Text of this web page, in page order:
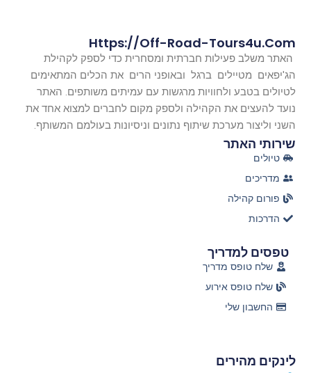
Https://off-Road-Tours4u.com
האתר משלב פעילות חברתית ומסחרית כדי לספק לקהילת
הג'יפאים מטיילים ברגל ובאופני הרים את הכלים המתאימים
לטיולים בטבע ולחוויות מרגשות עם עמיתים משותפים. האתר
נועד להעצים את הקהילה ולספק מקום לחברים למצוא אחד את
השני וליצור מערכת שיתוף נתונים וניסיונות בעולמם המשותף.
שירותי האתר
טיולים
מדריכים
פורום קהילה
הדרכות
טפסים למדריך
שלח טופס מדריך
שלח טופס אירוע
החשבון שלי
לינקים מהירים